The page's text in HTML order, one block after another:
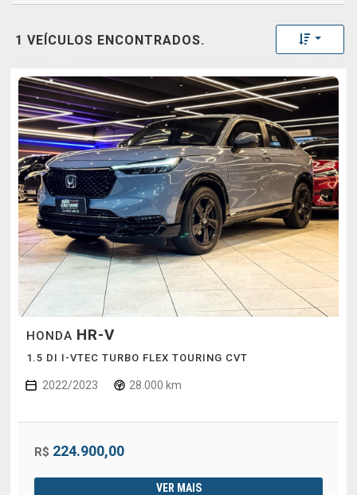
1 VEÍCULOS ENCONTRADOS. Toggle
HONDA HR-V
1.5 DI I-VTEC TURBO FLEX TOURING CVT
2022/2023 28.000 km
R$ 224.900,00
VER MAIS